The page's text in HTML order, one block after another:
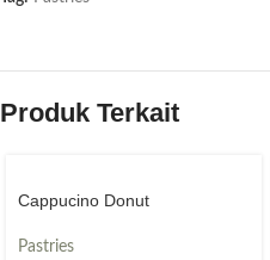
Produk Terkait
Cappucino Donut
Pastries